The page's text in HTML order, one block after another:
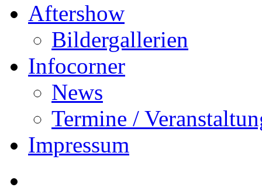
Aftershow
Bildergallerien
Infocorner
News
Termine /
Impressum